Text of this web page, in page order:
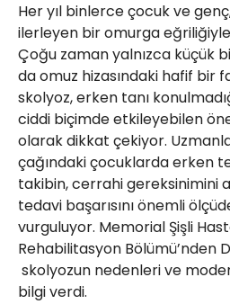
Her yıl binlerce çocuk ve
ilerleyen bir omurga eğriliğiyle
Çoğu zaman yalnızca küçük
da omuz hizasındaki hafif bir
skolyoz, erken tanı
ciddi biçimde etkileyebilen
olarak dikkat çekiyor.
çağındaki çocuklarda erken
takibin, cerrahi gereksinimini
tedavi başarısını önemli
vurguluyor. Memorial Şişli
Rehabilitasyon Bölümü’nden
skolyozun nedenleri ve
bilgi verdi.